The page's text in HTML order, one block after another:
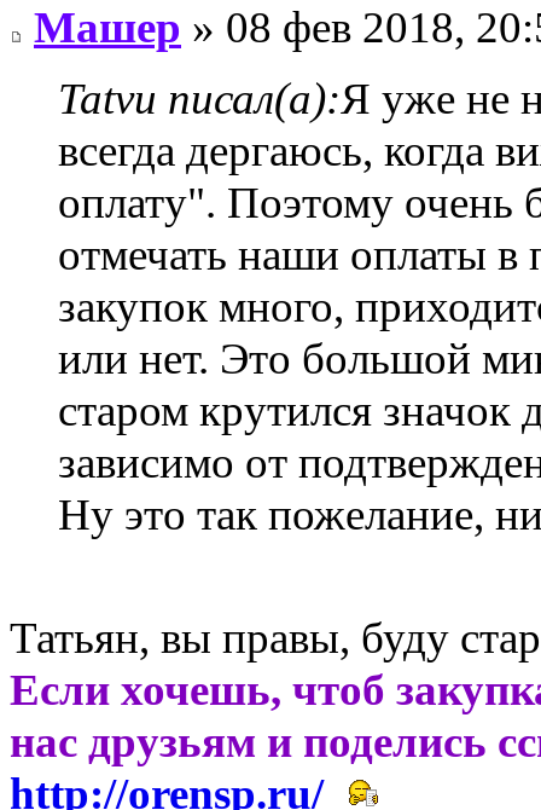
Машер » 08 фев 2018,
Tatvu писал(а):Я уже не
всегда дергаюсь, когда
оплату". Поэтому очень
отмечать наши оплаты
закупок много,
или нет. Это большой
старом крутился значок
зависимо от
Ну это так пожелание,
Татьян, вы правы, буду
Если хочешь, чтоб
нас друзьям и поделись
http://orensp.ru/